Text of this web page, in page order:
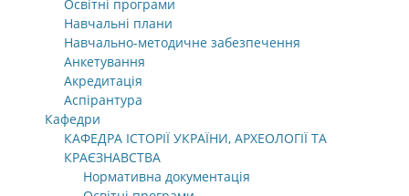
Освітні програми
Навчальні плани
Навчально-методичне забезпечення
Анкетування
Акредитація
Аспірантура
Кафедри
КАФЕДРА ІСТОРІЇ УКРАЇНИ, АРХЕОЛОГІЇ ТА
КРАЄЗНАВСТВА
Нормативна документація